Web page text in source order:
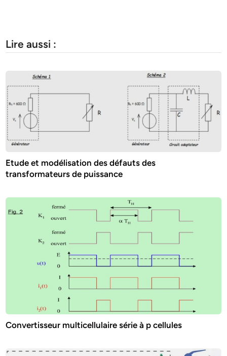
Lire aussi :
Etude et modélisation des défauts des
transformateurs de puissance
Convertisseur multicellulaire série à p cellules